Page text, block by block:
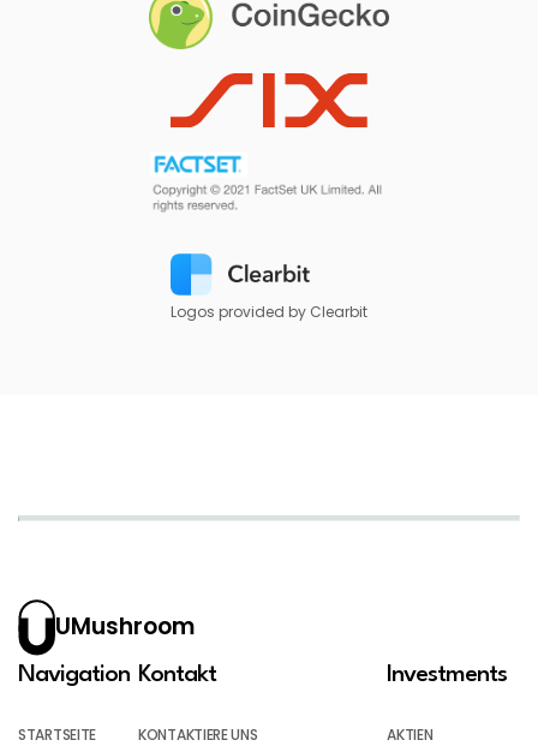
Logos provided by Clearbit
UMushroom
Navigation
STARTSEITE
Kontakt
KONTAKTIERE UNS
Investments
AKTIEN